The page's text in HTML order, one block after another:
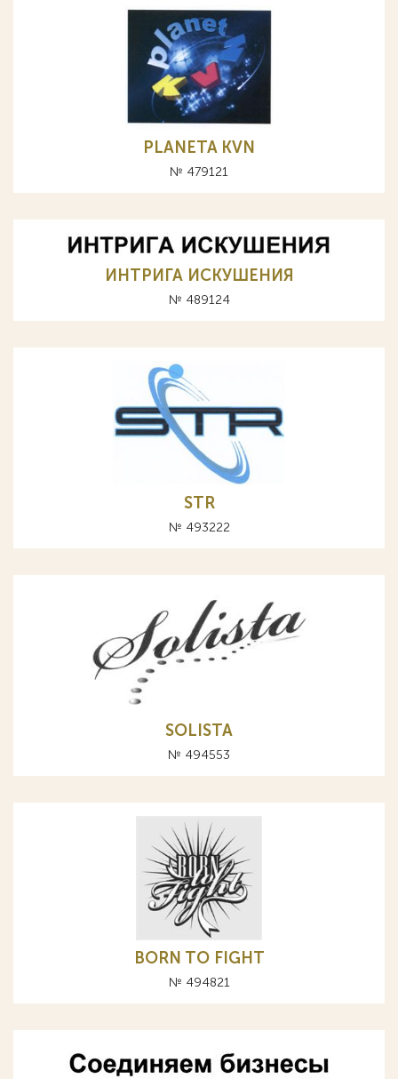
PLANETA KVN
№ 479121
ИНТРИГА ИСКУШЕНИЯ
№ 489124
STR
№ 493222
SOLISTA
№ 494553
BORN TO FIGHT
№ 494821